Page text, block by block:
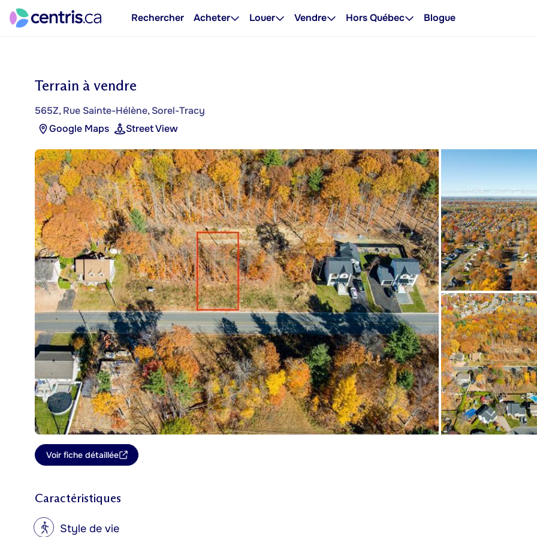
Rechercher Acheter Louer Vendre Hors Québec Blogue
Terrain à vendre
565Z, Rue Sainte-Hélène, Sorel-Tracy
Google Maps
Street View
Voir fiche détaillée
Caractéristiques
? Style de vie